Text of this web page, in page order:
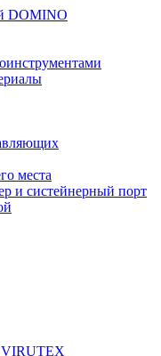
DOMINO
места
и систейнерный порт
VIRUTEX